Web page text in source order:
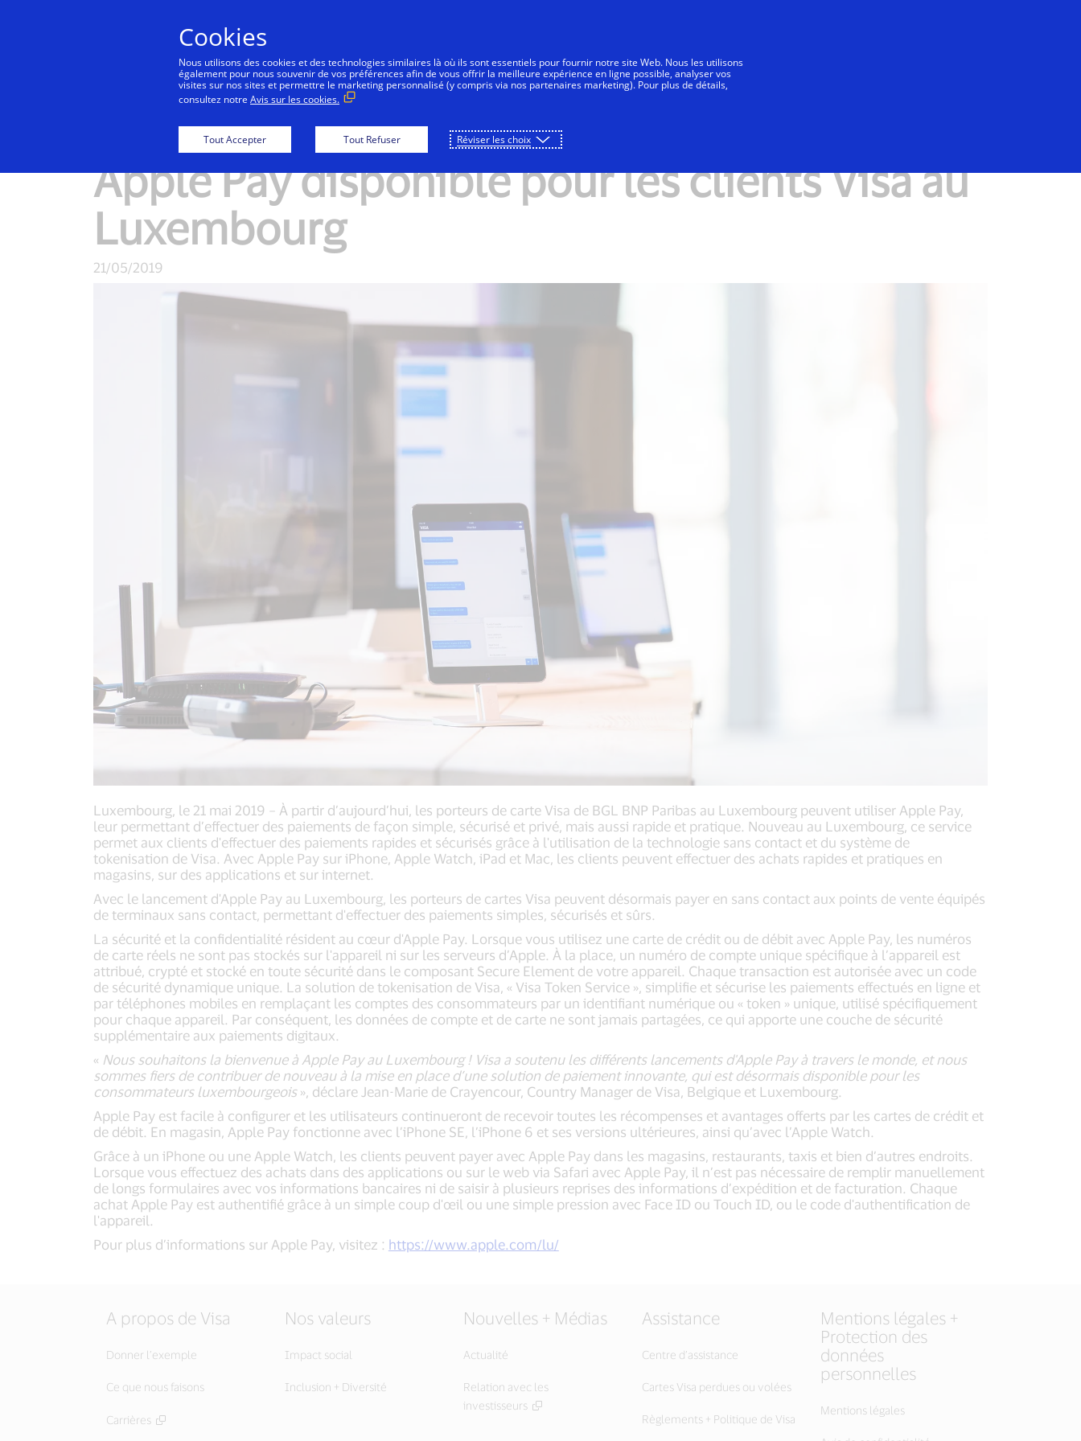
New Detail
Apple Pay disponible pour les clients Visa au
Luxembourg
21/05/2019
Luxembourg, le 21 mai 2019 – À partir d’aujourd’hui, les porteurs de carte Visa de BGL BNP Paribas au Luxembourg peuvent utiliser Apple Pay,
leur permettant d’effectuer des paiements de façon simple, sécurisé et privé, mais aussi rapide et pratique. Nouveau au Luxembourg, ce service
permet aux clients d'effectuer des paiements rapides et sécurisés grâce à l'utilisation de la technologie sans contact et du système de
tokenisation de Visa. Avec Apple Pay sur iPhone, Apple Watch, iPad et Mac, les clients peuvent effectuer des achats rapides et pratiques en
magasins, sur des applications et sur internet.
Avec le lancement d'Apple Pay au Luxembourg, les porteurs de cartes Visa peuvent désormais payer en sans contact aux points de vente équipés
de terminaux sans contact, permettant d'effectuer des paiements simples, sécurisés et sûrs.
La sécurité et la confidentialité résident au cœur d'Apple Pay. Lorsque vous utilisez une carte de crédit ou de débit avec Apple Pay, les numéros
de carte réels ne sont pas stockés sur l'appareil ni sur les serveurs d’Apple. À la place, un numéro de compte unique spécifique à l’appareil est
attribué, crypté et stocké en toute sécurité dans le composant Secure Element de votre appareil. Chaque transaction est autorisée avec un code
de sécurité dynamique unique. La solution de tokenisation de Visa, « Visa Token Service », simplifie et sécurise les paiements effectués en ligne et
par téléphones mobiles en remplaçant les comptes des consommateurs par un identifiant numérique ou « token » unique, utilisé spécifiquement
pour chaque appareil. Par conséquent, les données de compte et de carte ne sont jamais partagées, ce qui apporte une couche de sécurité
supplémentaire aux paiements digitaux.
« Nous souhaitons la bienvenue à Apple Pay au Luxembourg ! Visa a soutenu les différents lancements d'Apple Pay à travers le monde, et nous
sommes fiers de contribuer de nouveau à la mise en place d’une solution de paiement innovante, qui est désormais disponible pour les
consommateurs luxembourgeois», déclare Jean-Marie de Crayencour, Country Manager de Visa, Belgique et Luxembourg.
Apple Pay est facile à configurer et les utilisateurs continueront de recevoir toutes les récompenses et avantages offerts par les cartes de crédit et
de débit. En magasin, Apple Pay fonctionne avec l’iPhone SE, l’iPhone 6 et ses versions ultérieures, ainsi qu’avec l’Apple Watch.
Grâce à un iPhone ou une Apple Watch, les clients peuvent payer avec Apple Pay dans les magasins, restaurants, taxis et bien d’autres endroits.
Lorsque vous effectuez des achats dans des applications ou sur le web via Safari avec Apple Pay, il n’est pas nécessaire de remplir manuellement
de longs formulaires avec vos informations bancaires ni de saisir à plusieurs reprises des informations d’expédition et de facturation. Chaque
achat Apple Pay est authentifié grâce à un simple coup d'œil ou une simple pression avec Face ID ou Touch ID, ou le code d'authentification de
l'appareil.
Pour plus d’informations sur Apple Pay, visitez : https://www.apple.com/lu/
A propos de Visa
Donner l’exemple
Ce que nous faisons
Carrières
Nos valeurs
Impact social
Inclusion + Diversité
Nouvelles + Médias
Actualité
Relation avec les
investisseurs
Assistance
Centre d’assistance
Cartes Visa perdues ou volées
Règlements + Politique de Visa
Mentions légales +
Protection des
données
personnelles
Mentions légales
Cookies
Nous utilisons des cookies et des technologies similaires là où ils sont essentiels pour fournir notre site Web. Nous les utilisons
également pour nous souvenir de vos préférences afin de vous offrir la meilleure expérience en ligne possible, analyser vos
visites sur nos sites et permettre le marketing personnalisé (y compris via nos partenaires marketing). Pour plus de détails,
consultez notre Avis sur les cookies.
Tout Accepter Tout Refuser Réviser les choix